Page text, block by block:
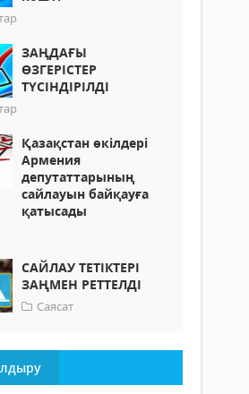
ЗАҢДАҒЫ
ӨЗГЕРІСТЕР
ТҮСІНДІРІЛДІ
Қазақстан өкілдері
Армения
депутаттарының
сайлауын байқауға
қатысады
САЙЛАУ ТЕТІКТЕРІ
ЗАҢМЕН РЕТТЕЛДІ
Саясат